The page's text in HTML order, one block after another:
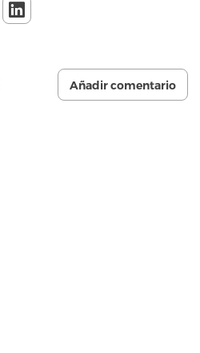
Añadir comentario